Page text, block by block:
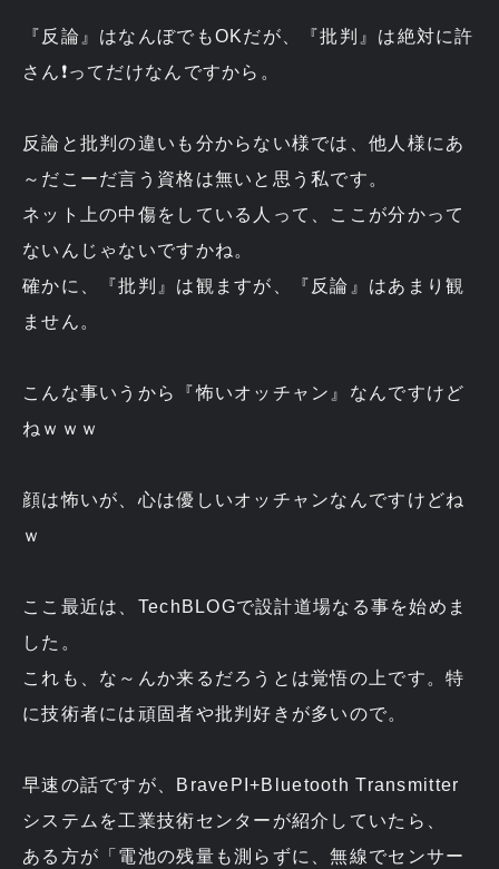
『反論』はなんぼでもOKだが、『批判』は絶対に許
さん❗ってだけなんですから。
反論と批判の違いも分からない様では、他人様にあ
～だこーだ言う資格は無いと思う私です。
ネット上の中傷をしている人って、ここが分かって
ないんじゃないですかね。
確かに、『批判』は観ますが、『反論』はあまり観
ません。
こんな事いうから『怖いオッチャン』なんですけど
ねｗｗｗ
顔は怖いが、心は優しいオッチャンなんですけどね
ｗ
ここ最近は、TechBLOGで設計道場なる事を始めま
した。
これも、な～んか来るだろうとは覚悟の上です。特
に技術者には頑固者や批判好きが多いので。
早速の話ですが、BravePI+Bluetooth Transmitter
システムを工業技術センターが紹介していたら、
ある方が「電池の残量も測らずに、無線でセンサー